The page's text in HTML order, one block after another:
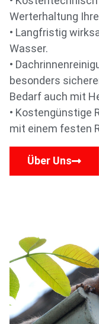
Werterhaltung
• Langfristig
Wasser.
•
besonders
Bedarf auch mit
• Kostengünstige
mit einem festen
Über Uns